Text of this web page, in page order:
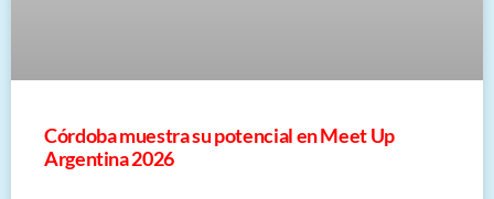
Córdoba muestra su potencial en Meet Up
Argentina 2026